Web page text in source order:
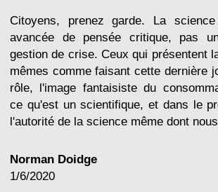
Citoyens, prenez garde. La
avancée de pensée critique, pas
gestion de crise. Ceux qui présentent
mêmes comme faisant cette dernière
rôle, l'image fantaisiste du
ce qu'est un scientifique, et dans le
l'autorité de la science même dont
Norman Doidge
1/6/2020